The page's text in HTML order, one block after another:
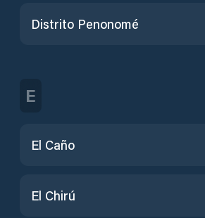
Distrito Penonomé
E
El Caño
El Chirú